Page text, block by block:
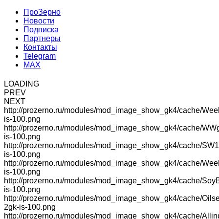
ПроЗерно
Новости
Подписка
Партнеры
Контакты
Telegram
MAX
LOADING
PREV
NEXT
http://prozerno.ru/modules/mod_image_show_gk4/cache/
is-100.png
http://prozerno.ru/modules/mod_image_show_gk4/cache/
is-100.png
http://prozerno.ru/modules/mod_image_show_gk4/cache/
is-100.png
http://prozerno.ru/modules/mod_image_show_gk4/cache/
is-100.png
http://prozerno.ru/modules/mod_image_show_gk4/cache/
is-100.png
http://prozerno.ru/modules/mod_image_show_gk4/cache/
2gk-is-100.png
http://prozerno.ru/modules/mod_image_show_gk4/cache/